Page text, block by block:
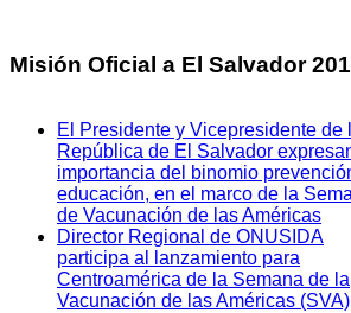
Misión Oficial a El Salvador
El Presidente y Vicepresidente de
República de El Salvador
importancia del binomio
educación, en el marco de la
de Vacunación de las Américas
Director Regional de ONUSIDA
participa al lanzamiento para
Centroamérica de la Semana de la
Vacunación de las Américas (SVA)